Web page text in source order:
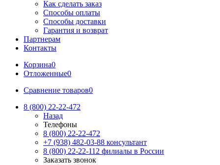
Как сделать заказ
Способы оплаты
Способы доставки
Гарантия и возврат
Партнерам
Контакты
Корзина0
Отложенные0
Сравнение товаров0
8 (800) 22-22-472
Назад
Телефоны
8 (800) 22-22-472
+7 (938) 482-03-88 консультант
8 (800) 22-22-112 филиалы в России
Заказать звонок